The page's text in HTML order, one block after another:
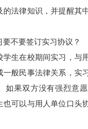
的法律知识，并提醒其
不要签订实习协议？
生在校期间实习，与
一般民事法律关系，实
如果双方没有强烈意
也可以与用人单位口头